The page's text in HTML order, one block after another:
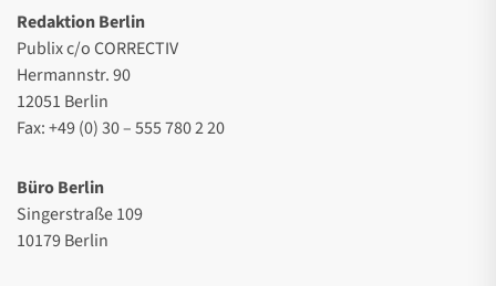
Redaktion Berlin
Publix c/o CORRECTIV
Hermannstr. 90
12051 Berlin
Fax: +49 (0) 30 – 555 780 2 20
Büro Berlin
Singerstraße 109
10179 Berlin